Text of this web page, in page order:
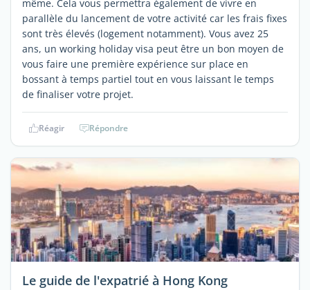
même. Cela vous permettra également de vivre en
parallèle du lancement de votre activité car les frais fixes
sont très élevés (logement notamment). Vous avez 25
ans, un working holiday visa peut être un bon moyen de
vous faire une première expérience sur place en
bossant à temps partiel tout en vous laissant le temps
de finaliser votre projet.
Réagir Répondre
Le guide de l'expatrié à Hong Kong